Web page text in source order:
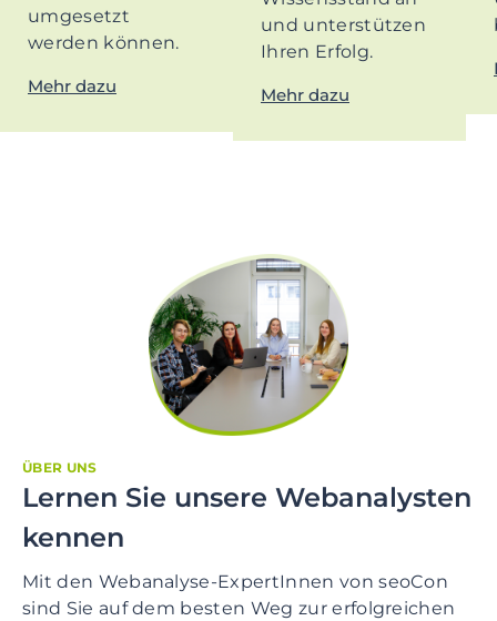
umgesetzt
werden können.
Mehr dazu
und unterstützen
Ihren Erfolg.
Mehr dazu
ÜBER UNS
Lernen Sie unsere Webanalysten
kennen
Mit den Webanalyse-ExpertInnen von seoCon
sind Sie auf dem besten Weg zur erfolgreichen